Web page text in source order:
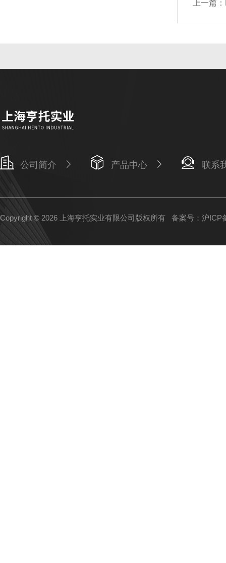
上一篇：
公司简介 产品中心 联系
Copyright © 2026 上海亨托实业有限公司版权所有 备案号：沪ICP